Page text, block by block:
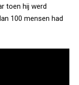
toen hij werd
100 mensen had